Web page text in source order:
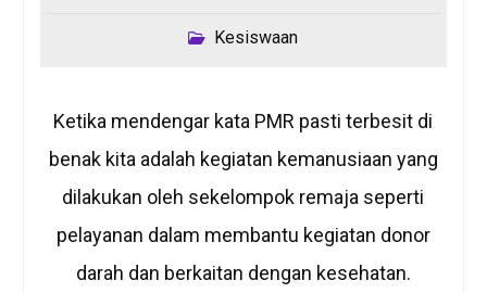
Kesiswaan
Ketika mendengar kata PMR pasti terbesit di
benak kita adalah kegiatan kemanusiaan yang
dilakukan oleh sekelompok remaja seperti
pelayanan dalam membantu kegiatan donor
darah dan berkaitan dengan kesehatan.